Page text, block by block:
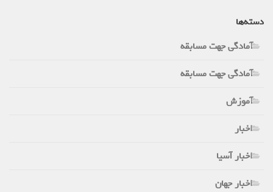
دسته‌ها
آمادگی جهت مسابقه
آمادگی جهت مسابقه
آموزش
اخبار
اخبار آسیا
اخبار جهان